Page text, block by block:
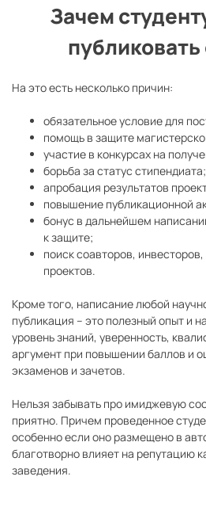
Зачем
публиковать
На это есть несколько причин:
обязательное условие для
помощь в защите
участие в конкурсах на
борьба за статус стипендиата;
апробация результатов
повышение публикационной
бонус в дальнейшем
к защите;
поиск соавторов,
проектов.
Кроме того, написание любой
публикация – это полезный опыт и
уровень знаний, уверенность,
аргумент при повышении баллов и
экзаменов и зачетов.
Нельзя забывать про имиджевую
приятно. Причем проведенное
особенно если оно размещено в
благотворно влияет на репутацию
заведения.